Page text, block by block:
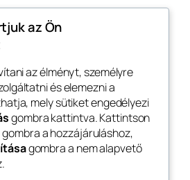
Blog
About
FAQs
Events
Shop
Patterns
az Ön
az élményt, személyre
és elemezni a
mely sütiket engedélyezi
gombra kattintva. Kattintson
gombra a hozzájáruláshoz,
gombra a nem alapvető